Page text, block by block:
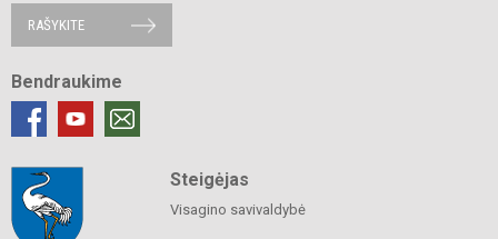
RAŠYKITE
Bendraukime
Steigėjas
Visagino savivaldybė